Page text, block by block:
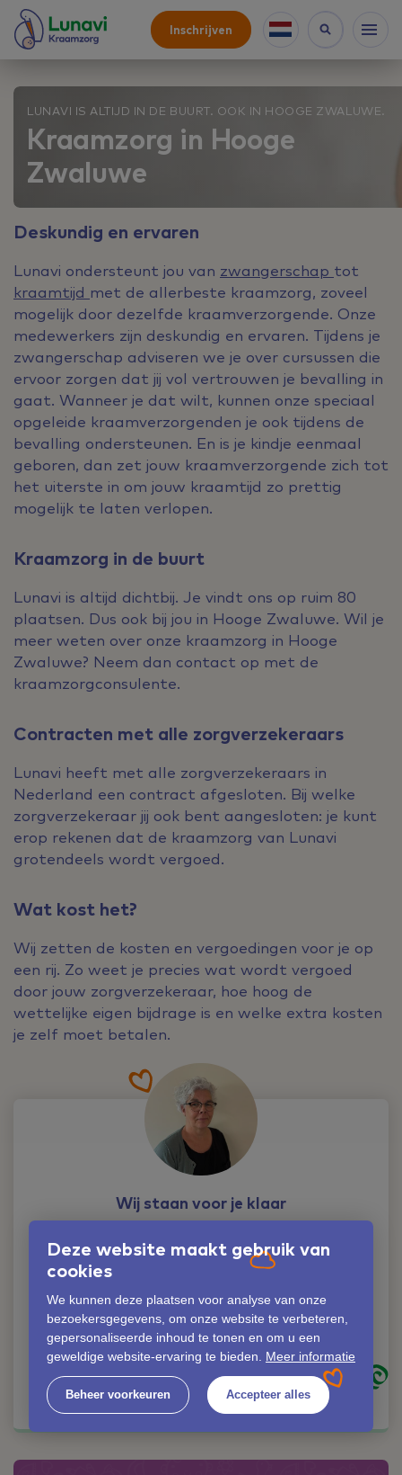
Deze website maakt gebruik van
cookies
We kunnen deze plaatsen voor analyse van onze
bezoekersgegevens, om onze website te verbeteren,
gepersonaliseerde inhoud te tonen en om u een
geweldige website-ervaring te bieden. Meer informatie
Beheer voorkeuren Accepteer alles
Inschrijven
LUNAVI IS ALTIJD IN DE BUURT. OOK IN HOOGE ZWALUWE.
Kraamzorg in Hooge
Zwaluwe
Deskundig en ervaren
Lunavi ondersteunt jou van zwangerschap tot
kraamtijd met de allerbeste kraamzorg, zoveel
mogelijk door dezelfde kraamverzorgende. Onze
medewerkers zijn deskundig en ervaren. Tijdens je
zwangerschap adviseren we je over cursussen die
ervoor zorgen dat jij vol vertrouwen je bevalling in
gaat. Wanneer je dat wilt, kunnen onze speciaal
opgeleide kraamverzorgenden je ook tijdens de
bevalling ondersteunen. En is je kindje eenmaal
geboren, dan zet jouw kraamverzorgende zich tot
het uiterste in om jouw kraamtijd zo prettig
mogelijk te laten verlopen.
Kraamzorg in de buurt
Lunavi is altijd dichtbij. Je vindt ons op ruim 80
plaatsen. Dus ook bij jou in Hooge Zwaluwe. Wil je
meer weten over onze kraamzorg in Hooge
Zwaluwe? Neem dan contact op met de
kraamzorgconsulente.
Contracten met alle zorgverzekeraars
Lunavi heeft met alle zorgverzekeraars in
Nederland een contract afgesloten. Bij welke
zorgverzekeraar jij ook bent aangesloten: je kunt
erop rekenen dat de kraamzorg van Lunavi
grotendeels wordt vergoed.
Wat kost het?
Wij zetten de kosten en vergoedingen voor je op
een rij. Zo weet je precies wat wordt vergoed
door jouw zorgverzekeraar, hoe hoog de
wettelijke eigen bijdrage is en welke extra kosten
je zelf moet betalen.
Wij staan voor je klaar
persoonlijk spreken?
Jolanda Verschuren
06-42353530
jolanda.verschuren@lunavi.nl
Kom in contact